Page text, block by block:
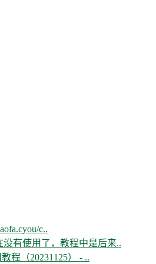
c..
有使用了，教程中是后来..
程（20231125） - ..